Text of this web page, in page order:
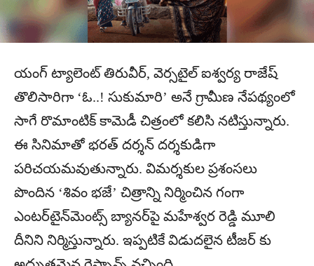
యంగ్ ట్యాలెంట్ తిరువీర్, వెర్సటైల్ ఐశ్వర్య రాజేష్
తొలిసారిగా ‘ఓ..! సుకుమారి’ అనే గ్రామీణ నేపథ్యంలో
సాగే రొమాంటిక్ కామెడీ చిత్రంలో కలిసి నటిస్తున్నారు.
ఈ సినిమాతో భరత్ దర్శన్ దర్శకుడిగా
పరిచయమవుతున్నారు. విమర్శకుల ప్రశంసలు
పొందిన ‘శివం భజే’ చిత్రాన్ని నిర్మించిన గంగా
ఎంటర్‌టైన్‌మెంట్స్ బ్యానర్‌పై మహేశ్వర రెడ్డి మూలి
దీనిని నిర్మిస్తున్నారు. ఇప్పటికే విడుదలైన టీజర్‌ కు